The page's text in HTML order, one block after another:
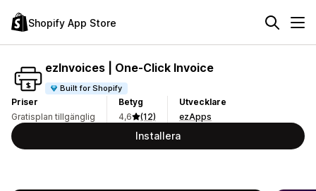
Shopify App Store
ezInvoices | One‑Click Invoice
Built for Shopify
Priser
Gratisplan tillgänglig
Betyg
4,6
(12)
Utvecklare
ezApps
Installera